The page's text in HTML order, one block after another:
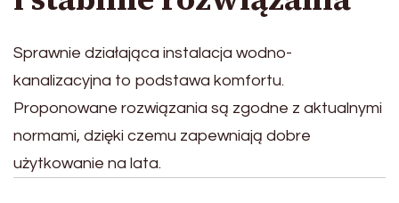
Sprawnie działająca instalacja wodno-
kanalizacyjna to podstawa komfortu.
Proponowane rozwiązania są zgodne z aktualnymi
normami, dzięki czemu zapewniają dobre
użytkowanie na lata.